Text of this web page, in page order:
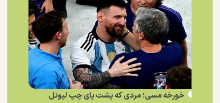
خورخه مسی؛ مردی که پشت پای چپ لیونل